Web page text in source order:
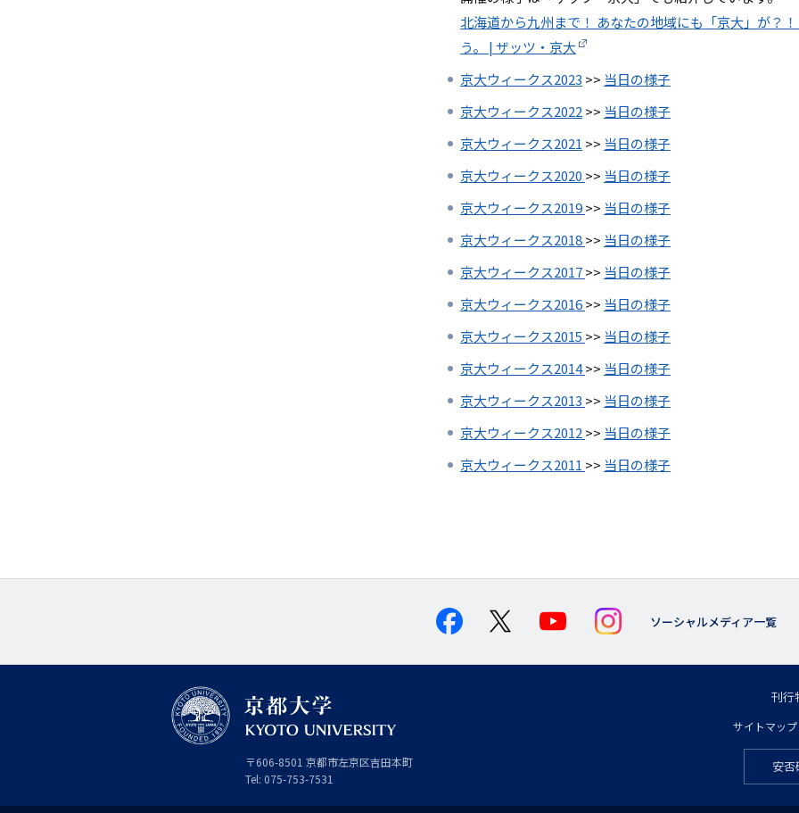
北海道から九州まで！ あなたの地域にも「京大」が？
う。 | ザッツ・京大
京大ウィークス2023 >> 当日の様子
京大ウィークス2022>> 当日の様子
京大ウィークス2021 >> 当日の様子
京大ウィークス2020 >> 当日の様子
京大ウィークス2019>> 当日の様子
京大ウィークス2018>> 当日の様子
京大ウィークス2017>> 当日の様子
京大ウィークス2016>> 当日の様子
京大ウィークス2015 >> 当日の様子
京大ウィークス2014>> 当日の様子
京大ウィークス2013 >> 当日の様子
京大ウィークス2012>> 当日の様子
京大ウィークス2011 >> 当日の様子
ソーシャルメディア一覧
京
都
大
〒606-8501 京
都
府
京都市左京区吉田本町
Tel: 075-753-7531
フ
ッ
タ
刊行
フ
ッ
サイトマップ
フ
安否